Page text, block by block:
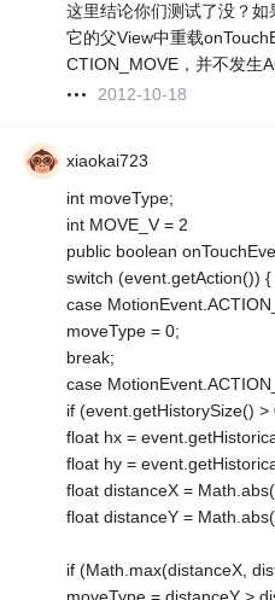
这里结论你们测试了没？
它的父View中重载
CTION_MOVE，并不发生
2012-10-18
xiaokai723
int moveType;
int MOVE_V = 2
public boolean
switch (event.getAction()) {
case
moveType = 0;
break;
case
if (event.getHistorySize() >
float hx =
float hy =
float distanceX =
float distanceY =
if (Math.max(distanceX,